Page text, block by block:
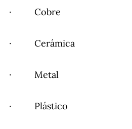
· Cobre
· Cerámica
· Metal
· Plástico